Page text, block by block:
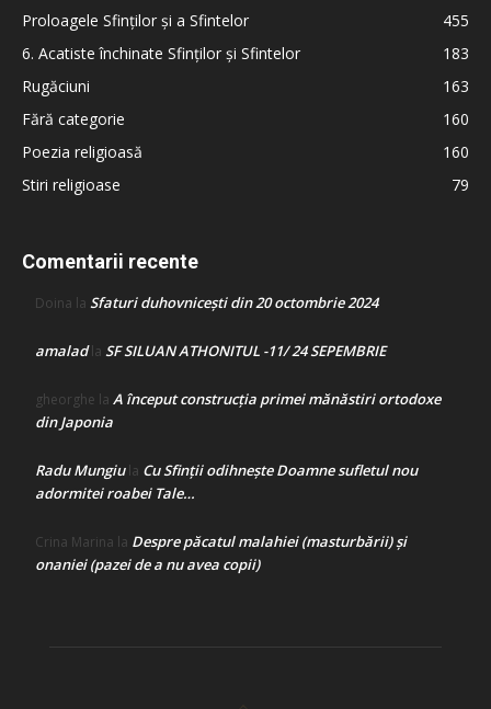
Proloagele Sfinților și a Sfintelor
455
6. Acatiste închinate Sfinților și Sfintelor
183
Rugăciuni
163
Fără categorie
160
Poezia religioasă
160
Stiri religioase
79
Comentarii recente
Doina la Sfaturi duhovnicești din 20 octombrie 2024
amaladla SF SILUAN ATHONITUL -11/ 24 SEPEMBRIE
gheorghe la A început construcţia primei mănăstiri ortodoxe
din Japonia
Radu Mungiula Cu Sfinții odihnește Doamne sufletul nou
adormitei roabei Tale…
Crina Marina la Despre păcatul malahiei (masturbării) şi
onaniei (pazei de a nu avea copii)